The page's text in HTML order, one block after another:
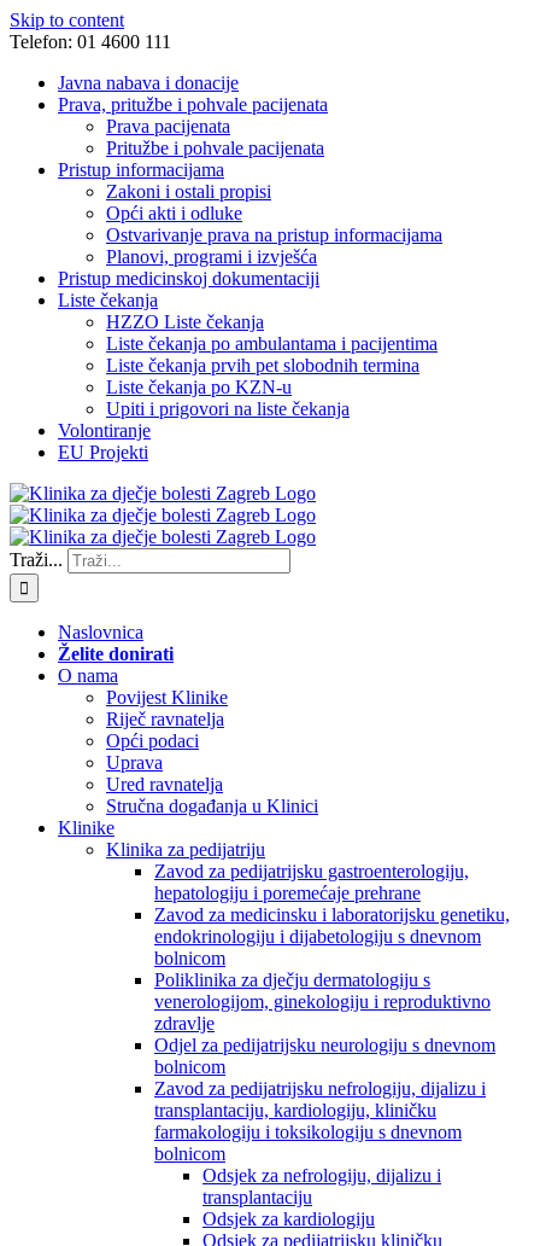
Skip to content
Telefon: 01 4600 111
Javna nabava i donacije
Prava, pritužbe i pohvale pacijenata
Prava pacijenata
Pritužbe i pohvale pacijenata
Pristup informacijama
Zakoni i ostali propisi
Opći akti i odluke
Ostvarivanje prava na pristup informacijama
Planovi, programi i izvješća
Pristup medicinskoj dokumentaciji
Liste čekanja
HZZO Liste čekanja
Liste čekanja po ambulantama i pacijentima
Liste čekanja prvih pet slobodnih termina
Liste čekanja po KZN-u
Upiti i prigovori na liste čekanja
Volontiranje
EU Projekti
Traži...
Naslovnica
Želite donirati
O nama
Povijest Klinike
Riječ ravnatelja
Opći podaci
Uprava
Ured ravnatelja
Stručna događanja u Klinici
Klinike
Klinika za pedijatriju
Zavod za pedijatrijsku gastroenterologiju,
hepatologiju i poremećaje prehrane
Zavod za medicinsku i laboratorijsku genetiku,
endokrinologiju i dijabetologiju s dnevnom
bolnicom
Poliklinika za dječju dermatologiju s
venerologijom, ginekologiju i reproduktivno
zdravlje
Odjel za pedijatrijsku neurologiju s dnevnom
bolnicom
Zavod za pedijatrijsku nefrologiju, dijalizu i
transplantaciju, kardiologiju, kliničku
farmakologiju i toksikologiju s dnevnom
bolnicom
Odsjek za nefrologiju, dijalizu i
transplantaciju
Odsjek za kardiologiju
Odsjek za pedijatrijsku kliničku